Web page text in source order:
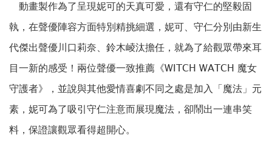
動畫製作為了呈現妮可的天真可愛，還有守仁的堅毅固
執，在聲優陣容方面特別精挑細選，妮可、守仁分別由新生
代傑出聲優川口莉奈、鈴木崚汰擔任，就為了給觀眾帶來耳
目一新的感受！兩位聲優一致推薦《WITCH WATCH 魔女
守護者》，並說與其他愛情喜劇不同之處是加入「魔法」元
素，妮可為了吸引守仁注意而展現魔法，卻鬧出一連串笑
料，保證讓觀眾看得超開心。